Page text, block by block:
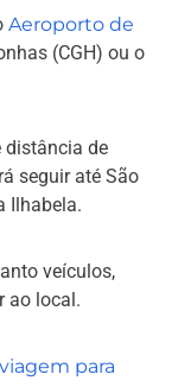
Aeroporto de
(CGH) ou o
distância de
seguir até São
Ilhabela.
veículos,
ao local.
para